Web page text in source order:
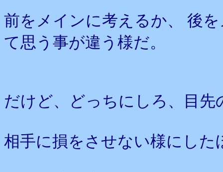
前をメインに考えるか、 後
て思う事が違う様だ。
だけど、どっちにしろ、目先
相手に損をさせない様にした